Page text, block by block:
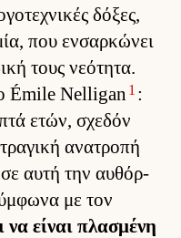
δόξες,
που εν­σαρ­κώνει
τους νεότητα.
Émile Nelligan 1 :
ετών, σχεδόν
ανατροπή
σε αυτή την αυ­θόρ­
με τον
να εί­ναι πλασμένη